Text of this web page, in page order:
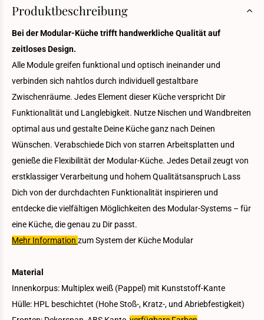
Produktbeschreibung
Bei der Modular-Küche trifft handwerkliche Qualität auf
zeitloses Design.
Alle Module greifen funktional und optisch ineinander und
verbinden sich nahtlos durch individuell gestaltbare
Zwischenräume. Jedes Element dieser Küche verspricht Dir
Funktionalität und Langlebigkeit. Nutze Nischen und Wandbreiten
optimal aus und gestalte Deine Küche ganz nach Deinen
Wünschen. Verabschiede Dich von starren Arbeitsplatten und
genieße die Flexibilität der Modular-Küche. Jedes Detail zeugt von
erstklassiger Verarbeitung und hohem Qualitätsanspruch Lass
Dich von der durchdachten Funktionalität inspirieren und
entdecke die vielfältigen Möglichkeiten des Modular-Systems – für
eine Küche, die genau zu Dir passt.
Mehr Information zum System der Küche Modular
Material
Innenkorpus: Multiplex weiß (Pappel) mit Kunststoff-Kante
Hülle: HPL beschichtet (Hohe Stoß-, Kratz-, und Abriebfestigkeit)